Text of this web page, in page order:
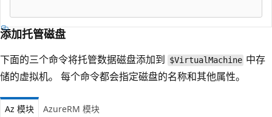
添加托管磁盘
下面的三个命令将托管数据磁盘添加到 $VirtualMachine 中存
储的虚拟机。 每个命令都会指定磁盘的名称和其他属性。
Az 模块 AzureRM 模块